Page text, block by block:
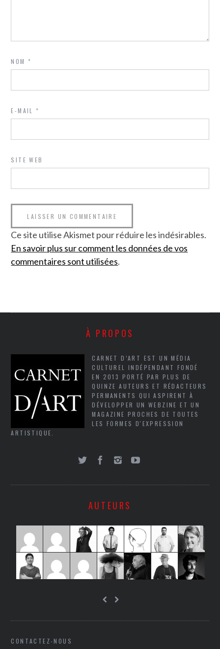
NOM*
E-MAIL*
SITE WEB
Ce site utilise Akismet pour réduire les indésirables.
En savoir plus sur comment les données de vos
commentaires sont utilisées.
À PROPOS
CARNET D’ART EST UN MÉDIA
CULTUREL INDÉPENDANT FONDÉ
EN 2013 PORTÉ PAR PLUS DE
QUINZE AUTEURS ET RÉDACTEURS
PERMANENTS QUI ASPIRENT À
DÉVELOPPER UN WEBZINE ET UN
MAGAZINE PROCHES DE TOUTES
LES FORMES D'EXPRESSION
ARTISTIQUE.
AUTEURS
CONTACTEZ-NOUS